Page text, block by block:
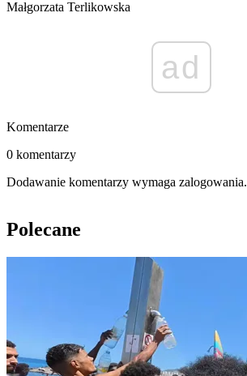
Małgorzata Terlikowska
ad
Komentarze
0 komentarzy
Dodawanie komentarzy wymaga zalogowania.
Polecane